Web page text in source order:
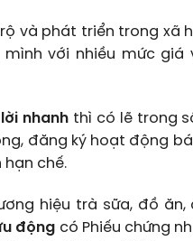
và phát triển trong xã
với nhiều mức
nhanhthì có lẽ trong
đăng ký hoạt động
hạn chế.
hiệu trà sữa, đồ
động có Phiếu chứng